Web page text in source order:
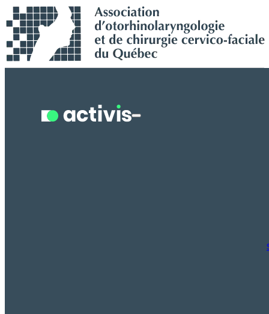
Recherche en cours...